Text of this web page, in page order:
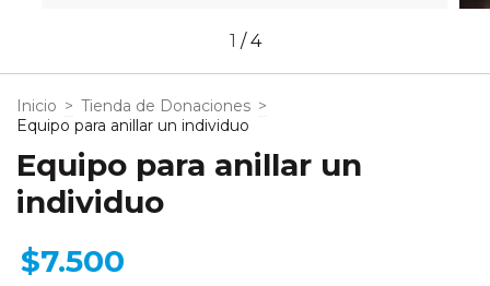
1 /4
Inicio > Tienda de Donaciones >
Equipo para anillar un individuo
Equipo para anillar un
individuo
$7.500